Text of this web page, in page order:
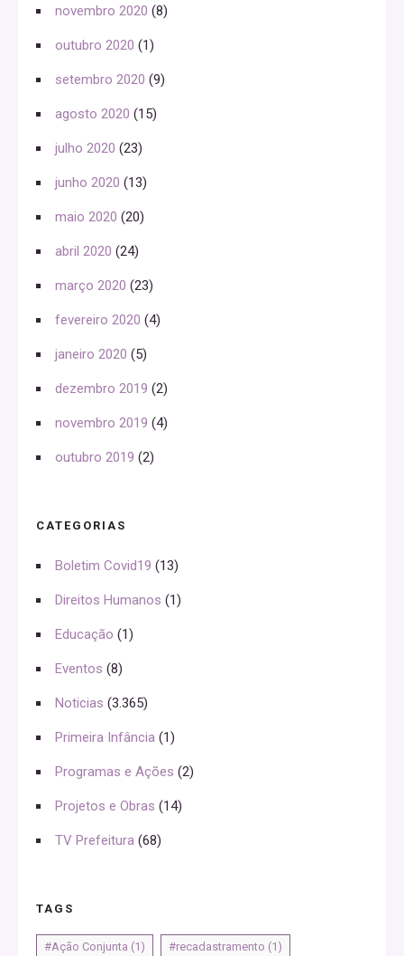
novembro 2020 (8)
outubro 2020 (1)
setembro 2020 (9)
agosto 2020 (15)
julho 2020 (23)
junho 2020 (13)
maio 2020 (20)
abril 2020 (24)
março 2020 (23)
fevereiro 2020 (4)
janeiro 2020 (5)
dezembro 2019 (2)
novembro 2019 (4)
outubro 2019 (2)
CATEGORIAS
Boletim Covid19 (13)
Direitos Humanos (1)
Educação (1)
Eventos (8)
Noticias (3.365)
Primeira Infância (1)
Programas e Ações (2)
Projetos e Obras (14)
TV Prefeitura (68)
TAGS
#Ação Conjunta (1) #recadastramento (1)